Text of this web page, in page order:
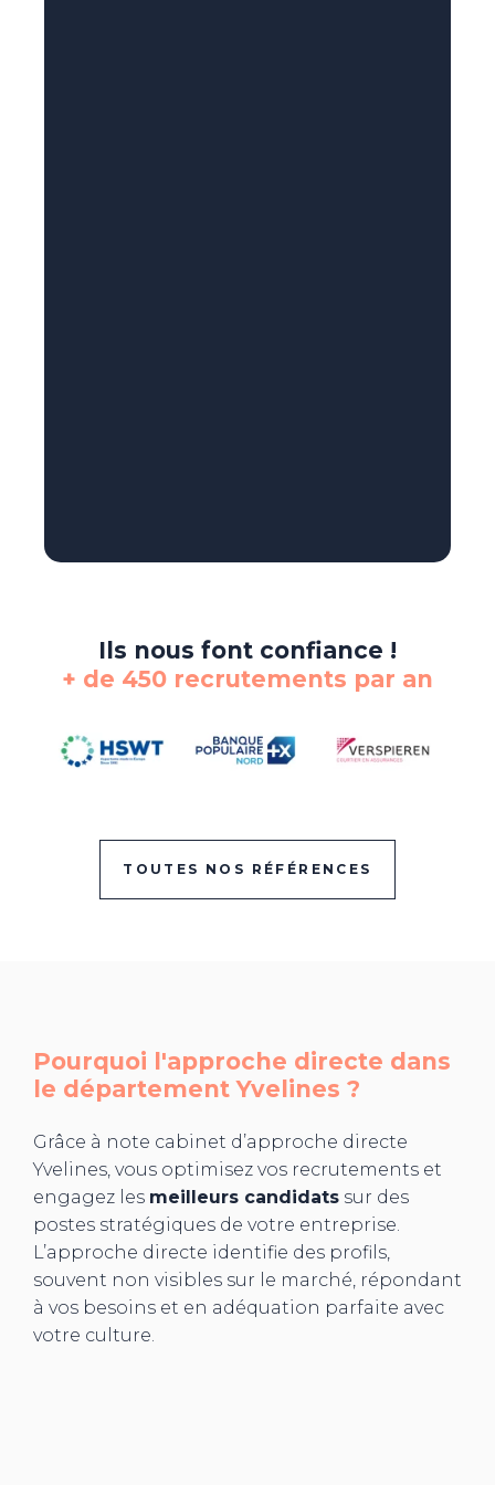
Ils nous font confiance !
+ de 450 recrutements par an
TOUTES NOS RÉFÉRENCES
Pourquoi l'approche directe dans
le départementYvelines ?
Grâce à note cabinet d’approche directe
Yvelines, vous optimisez vos recrutements et
engagez les meilleurs candidats sur des
postes stratégiques de votre entreprise.
L’approche directe identifie des profils,
souvent non visibles sur le marché, répondant
à vos besoins et en adéquation parfaite avec
votre culture.